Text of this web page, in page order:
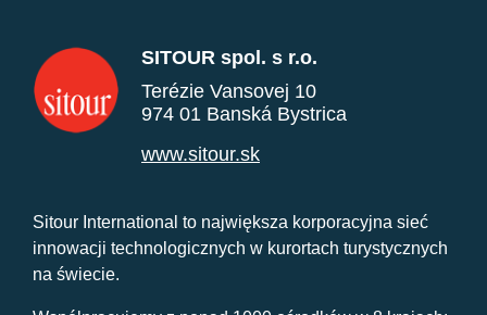
SITOUR spol. s r.o.
Terézie Vansovej 10
974 01 Banská Bystrica
www.sitour.sk
Sitour International to największa korporacyjna sieć
innowacji technologicznych w kurortach turystycznych
na świecie.